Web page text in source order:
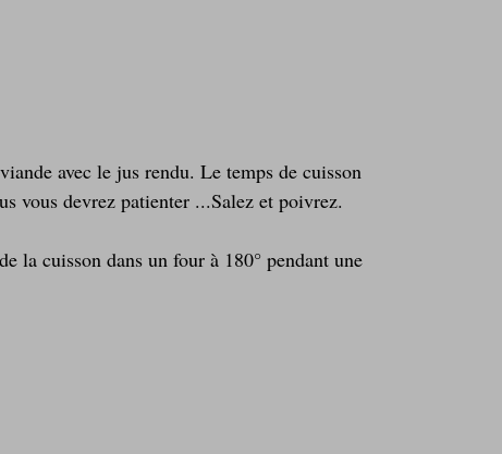
avec le jus rendu. Le temps de cuisson
vous devrez patienter ...Salez et poivrez.
la cuisson dans un four à 180° pendant une